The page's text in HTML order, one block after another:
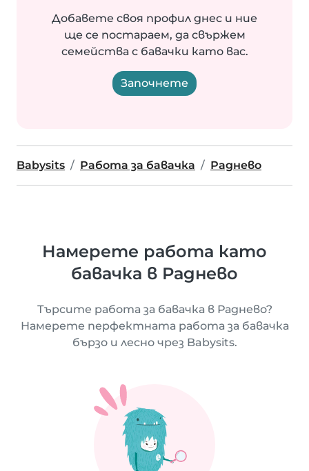
Добавете своя профил днес и ние
ще се постараем, да свържем
семейства с бавачки като вас.
Започнете
Babysits Работа за бавачка Раднево
Намерете работа като
бавачка в Раднево
Търсите работа за бавачка в Раднево?
Намерете перфектната работа за бавачка
бързо и лесно чрез Babysits.